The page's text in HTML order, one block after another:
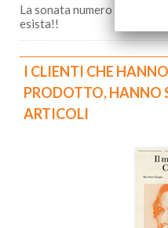
La sonata numero uno di
esista!!
I CLIENTI CHE
PRODOTTO, HANNO
ARTICOLI